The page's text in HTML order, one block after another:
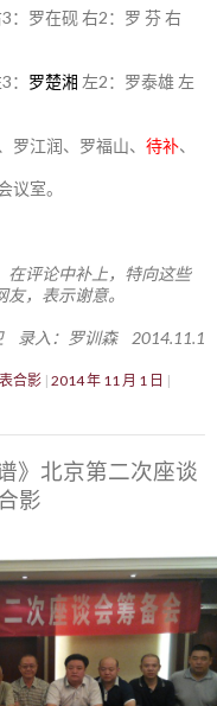
：罗在砚 右2：罗 芬 右
罗楚湘 左2：罗泰雄 左
罗江润、罗福山、 待补、
议室。
在评论中补上，特向这些
，表示谢意。
录入：罗训森 2014.11.1
合影 2014 年 11 月 1 日
》北京第二次座谈
影